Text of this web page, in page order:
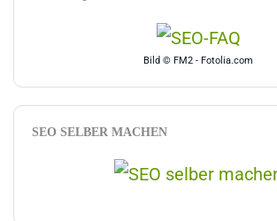
Bild © FM2 - Fotolia.com
SEO SELBER MACHEN